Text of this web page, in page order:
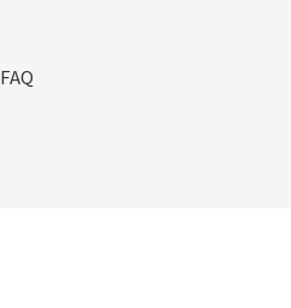
FAQ